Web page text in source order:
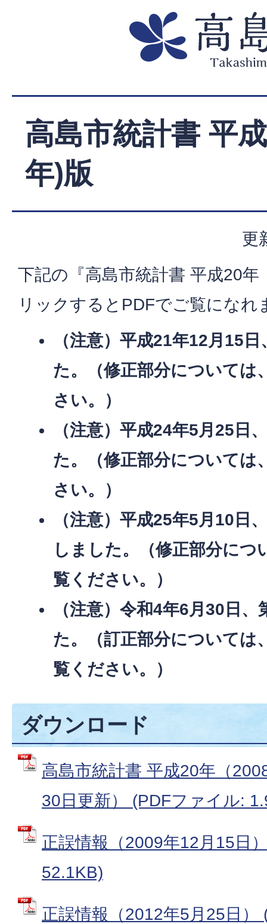
高島市統計書 平
年)版
更
下記の『高島市統計書 平成20
リックするとPDFでご覧になれ
（注意）平成21年12月15
た。（修正部分については
さい。）
（注意）平成24年5月25日
た。（修正部分については
さい。）
（注意）平成25年5月10日
しました。（修正部分につ
覧ください。）
（注意）令和4年6月30日
た。（訂正部分については
覧ください。）
ダウンロード
高島市統計書 平成20年（
30日更新） (PDFファイル:
正誤情報（2009年12月15日
52.1KB)
正誤情報（2012年5月25日）